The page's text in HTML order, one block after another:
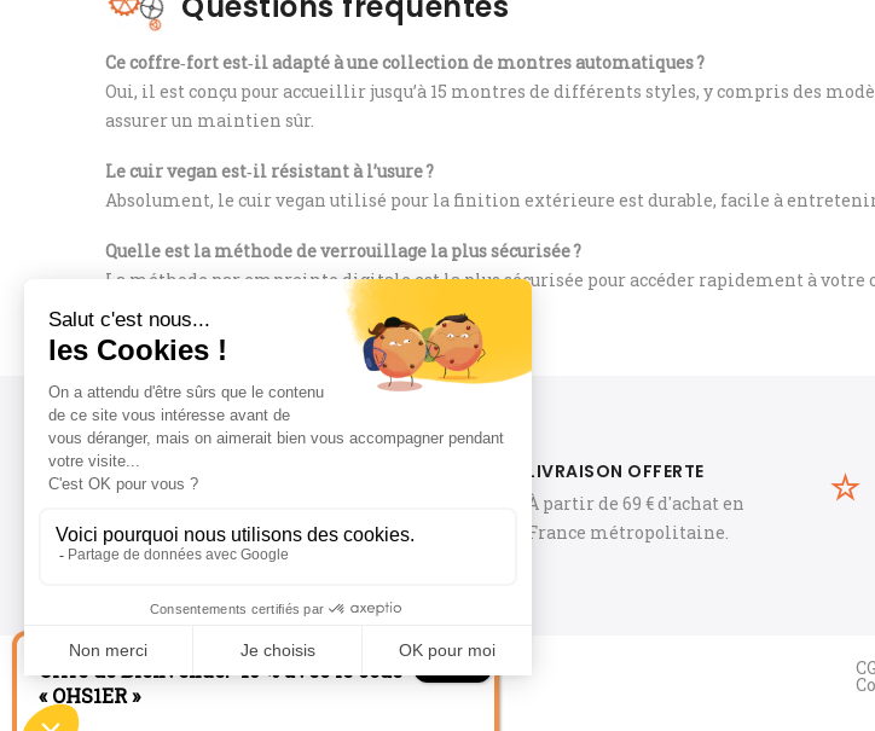
Ce coffre‑fort est‑il adapté à une collection de montres automatiques ?
Oui, il est conçu pour accueillir jusqu’à 15 montres de différents styles, y compris des
assurer un maintien sûr.
Le cuir vegan est‑il résistant à l’usure ?
Absolument, le cuir vegan utilisé pour la finition extérieure est durable, facile à
Quelle est la méthode de verrouillage la plus sécurisée ?
La méthode par empreinte digitale est la plus sécurisée pour accéder rapidement à
alternative sans biométrie.
LIVRAISON RAPIDE
meilleurs délais.
LIVRAISON OFFERTE
À partir de 69 € d'achat en
France métropolitaine.
Offre de Bienvenue: -10 % avec le code
« OHS1ER »